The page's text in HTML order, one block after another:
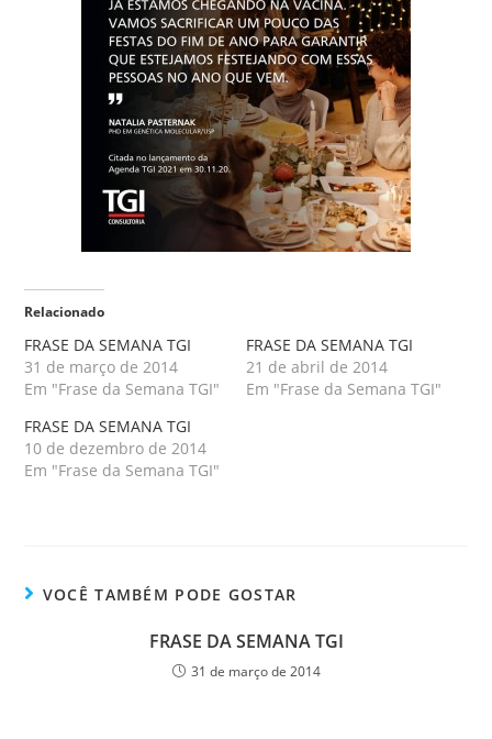
Relacionado
FRASE DA SEMANA TGI
31 de março de 2014
Em "Frase da Semana TGI"
FRASE DA SEMANA TGI
21 de abril de 2014
Em "Frase da Semana TGI"
FRASE DA SEMANA TGI
10 de dezembro de 2014
Em "Frase da Semana TGI"
VOCÊ TAMBÉM PODE GOSTAR
FRASE DA SEMANA TGI
31 de março de 2014